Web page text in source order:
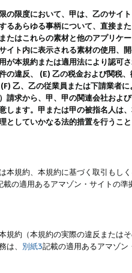
の限度において、甲は、乙のサイ
るあらゆる事柄について、直接ま
たはこれらの素材と他のアプリ
イト内に表示される素材の使用、
が本規約または適用法により認可
の違反、 (E) 乙の税金および関税
乙、乙の従業員または下請業者
請求から、甲、甲の関連会社およ
します。甲または甲の被指名人は
としていかなる法的措置を行うこ
本規約、本規約に基づく取引もし
載の適用あるアマゾン・サイトの
規約（本規約の実際の違反または
は、 別紙3記載の適用あるアマゾン